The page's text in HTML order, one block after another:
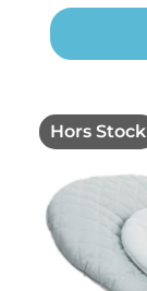
Hors Stock